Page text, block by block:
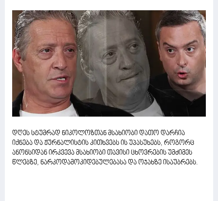
დღეს სტუმრად ნიკოლოზთან მსახიობი დათო დარჩია
იქნება და ჟურნალისტის კითხვებს ის უპასუხებს, როგორც
ანონსიდან ირკვევა მსახიობი თავისი ცხოვრების უმძიმეს
წლებზე, ნარკოდამოკიდებულებასა და ოჯახზე ისაუბრებს.